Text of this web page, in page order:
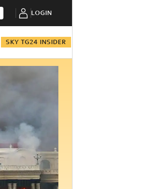
LOGIN
SKY TG24 INSIDER